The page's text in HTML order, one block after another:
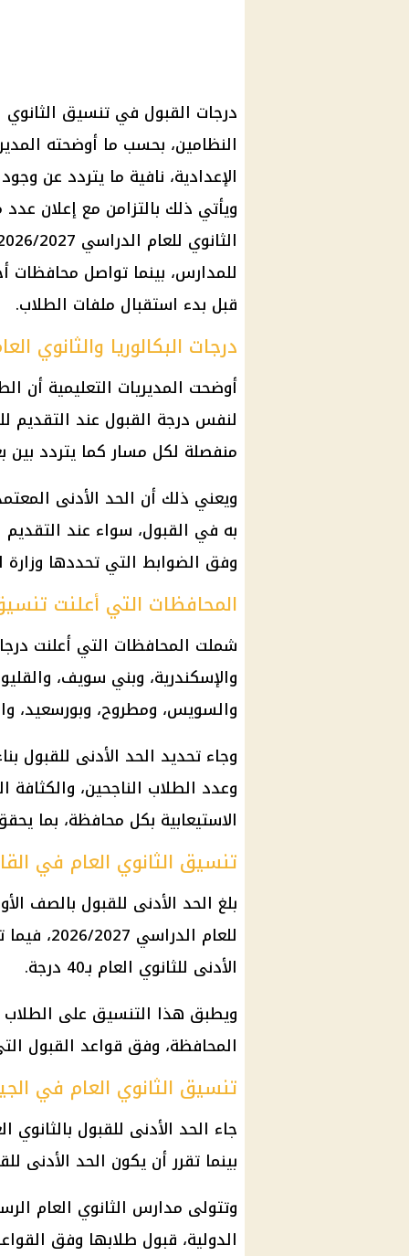
النظامين، بحسب ما أوضحته
الإعدادية، نافية ما يتردد عن
ويأتي ذلك بالتزامن مع إعلان
للمدارس، بينما تواصل محافظات
قبل بدء استقبال ملفات الطلاب.
درجات البكالوريا والثانوي
أوضحت المديريات التعليمية أن
لنفس درجة القبول عند التقديم
منفصلة لكل مسار كما يتردد بين
ويعني ذلك أن الحد الأدنى
به في القبول، سواء عند التقديم
وفق الضوابط التي تحددها وزارة
المحافظات التي أعلنت تنسيق
شملت المحافظات التي أعلنت
والإسكندرية، وبني سويف،
والسويس، ومطروح، وبورسعيد،
وجاء تحديد الحد الأدنى للقبول
وعدد الطلاب الناجحين، والكثافة
الاستيعابية بكل محافظة، بما
تنسيق الثانوي العام في
للعام
الأدنى للثانوي العام بـ40 درجة.
ويطبق هذا التنسيق على الطلاب
المحافظة، وفق قواعد القبول
تنسيق الثانوي العام في
بينما تقرر أن يكون الحد الأدنى
وتتولى مدارس الثانوي العام
الدولية، قبول طلابها وفق